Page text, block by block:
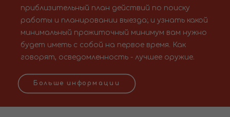
приблизительный план действий по поиску
работы и планировании выезда; и узнать какой
минимальный прожиточный минимум вам нужно
будет иметь с собой на первое время. Как
говорят, осведомленность - лучшее оружие.
Больше информации